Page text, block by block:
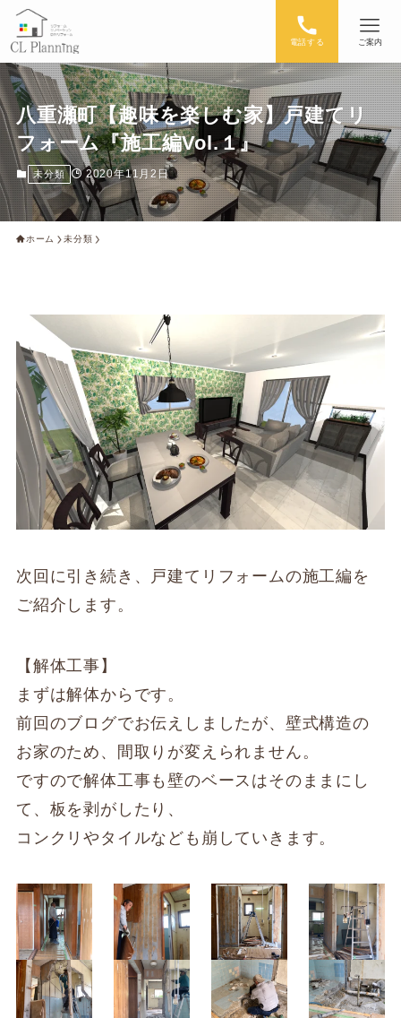
電話する ご案内
八重瀬町【趣味を楽しむ家】戸建てリ
フォーム『施工編Vol.１』
未分類 2020年11月2日
ホーム 未分類
次回に引き続き、戸建てリフォームの施工編を
ご紹介します。
【解体工事】
まずは解体からです。
前回のブログでお伝えしましたが、壁式構造の
お家のため、間取りが変えられません。
ですので解体工事も壁のベースはそのままにし
て、板を剥がしたり、
コンクリやタイルなども崩していきます。